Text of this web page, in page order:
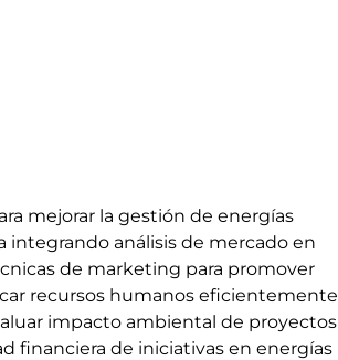
mejorar la gestión de energías
integrando análisis de mercado en
de marketing para promover
recursos humanos
impacto ambiental de
financiera de iniciativas en energías